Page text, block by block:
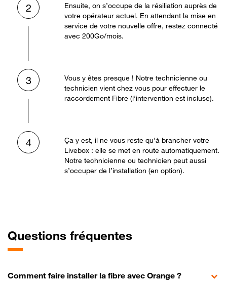
2
Ensuite, on s’occupe de la résiliation auprès de
votre opérateur actuel. En attendant la mise en
service de votre nouvelle offre, restez connecté
avec 200Go/mois.
3
Vous y êtes presque ! Notre technicienne ou
technicien vient chez vous pour effectuer le
raccordement Fibre (l’intervention est incluse).
4
Ça y est, il ne vous reste qu’à brancher votre
Livebox : elle se met en route automatiquement.
Notre technicienne ou technicien peut aussi
s’occuper de l’installation (en option).
Questions fréquentes
Comment faire installer la fibre avec Orange ?